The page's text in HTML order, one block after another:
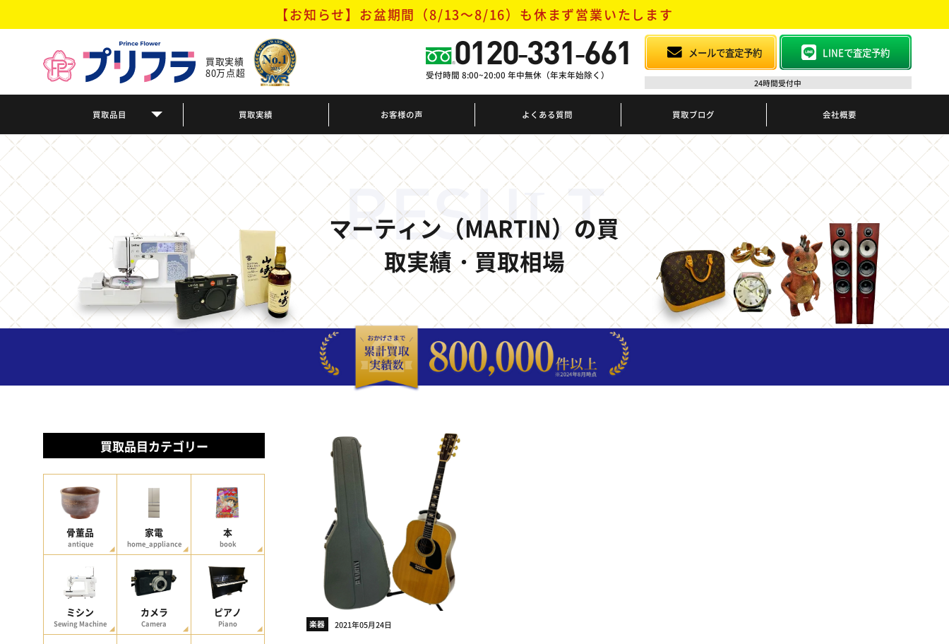
【お知らせ】お盆期間（8/13～8/16） も休まず営業いたします
買取実績
80万点超
買取品目 買取実績 お客様の声 よくある質問 買取ブログ 会社概要
0120-331-661
受付時間 8:00~20:00 年中無休（年末年始除く）
メールで査定予約 LINEで査定予約
24時間受付中
RESULT
マーティン（MARTIN）の買
取実績・買取相場
買取品目カテゴリー
骨董品
antique
家電
home_appliance
本
book
ミシン
Sewing Machine
カメラ
Camera
ピアノ
Piano 楽器 2021年05月24日